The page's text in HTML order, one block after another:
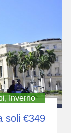
, Inverno
soli €349